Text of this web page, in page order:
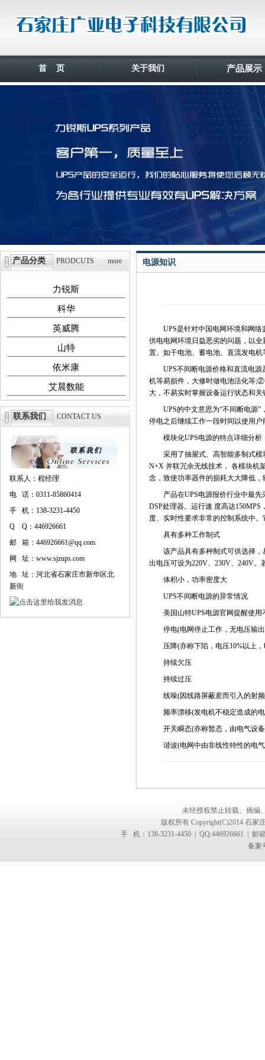
首 页 关于我们 产品展示
产品分类 PRODCUTS more
力锐斯
科华
英威腾
山特
依米康
艾晨数能
联系我们 CONTACT US
联系人：程经理
电 话：0311-85860414
手 机：138-3231-4450
Q Q：446926661
邮 箱：446926661@qq.com
网 址：www.sjzups.com
地 址：河北省石家庄市新华区北
新街
电源知识
UPS是针对中国电网环境和网络
供电电网环境日益恶劣的问题，以
置。如干电池、蓄电池、直流发电机
UPS不间断电源价格和直流电源
机等易损件，大修时做电池活化等
大，不易实时掌握设备运行状态和
UPS的中文意思为“不间断电源”，
停电之后继续工作一段时间以使用
模块化UPS电源的特点详细分析
采用了抽屉式、高智能多制式模
N+X 并联冗余无线技术， 各模块机
念，致使功率器件的损耗大大降低
产品在UPS电源报价行业中最先
DSP处理器。运行速 度高达
度、实时性要求非常的控制系统中
具有多种工作制式
该产品具有多种制式可供选择，易
出电压可设为220V、230V、240V
体积小，功率密度大
UPS不间断电源的异常情况
美国山特UPS电源官网提醒使用
停电(电网停止工作，无电压输
压降(亦称下陷，电压10%以上，
持续欠压
持续过压
线噪(因线路屏蔽差而引入的射频
频率漂移(发电机不稳定造成的电
开关瞬态(亦称暂态，由电气设备
谐波(电网中由非线性特性的电气
未经授权禁止转载、摘编
版权所有 Copyright(C)2014 石
手 机：138-3231-4450 | QQ:446926661 | 邮
备案